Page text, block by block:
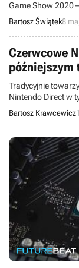
Game Show 2020
Zamiast tego
na koniec
Bartosz Świątek8
Czerwcowe
późniejszym
Tradycyjnie
Nintendo Direct w
Opóźnienie
pandemii
Bartosz Krawcewicz